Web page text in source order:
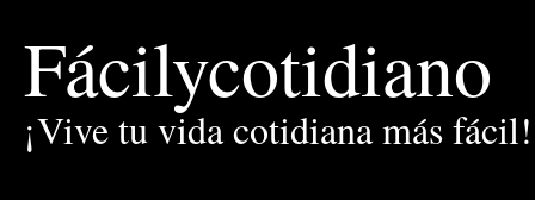
Fácilycotidiano
¡Vive tu vida cotidiana más fácil!